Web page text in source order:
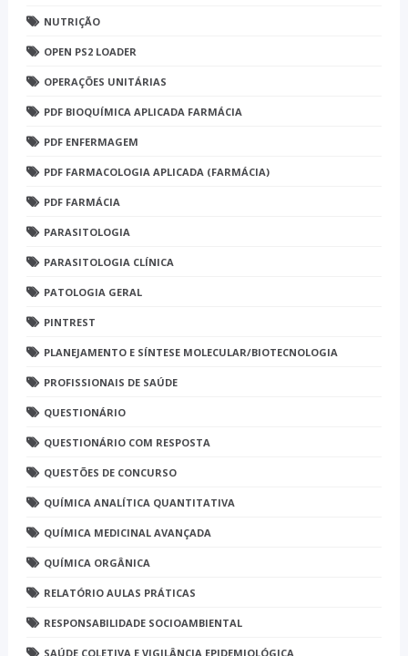
NUTRIÇÃO
OPEN PS2 LOADER
OPERAÇÕES UNITÁRIAS
PDF BIOQUÍMICA APLICADA FARMÁCIA
PDF ENFERMAGEM
PDF FARMACOLOGIA APLICADA (FARMÁCIA)
PDF FARMÁCIA
PARASITOLOGIA
PARASITOLOGIA CLÍNICA
PATOLOGIA GERAL
PINTREST
PLANEJAMENTO E SÍNTESE MOLECULAR/BIOTECNOLOGIA
PROFISSIONAIS DE SAÚDE
QUESTIONÁRIO
QUESTIONÁRIO COM RESPOSTA
QUESTÕES DE CONCURSO
QUÍMICA ANALÍTICA QUANTITATIVA
QUÍMICA MEDICINAL AVANÇADA
QUÍMICA ORGÂNICA
RELATÓRIO AULAS PRÁTICAS
RESPONSABILIDADE SOCIOAMBIENTAL
SAÚDE COLETIVA E VIGILÂNCIA EPIDEMIOLÓGICA